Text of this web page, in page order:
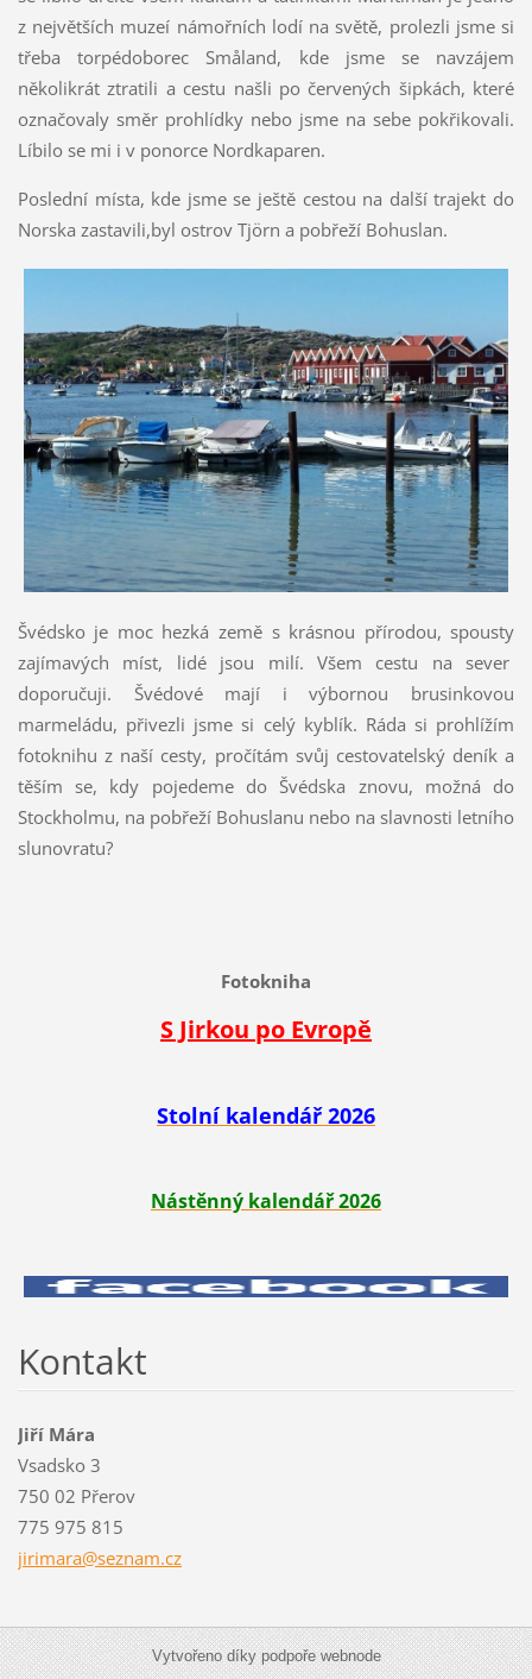
z největších muzeí námořních lodí na světě, prolezli jsme si
třeba torpédoborec Småland, kde jsme se navzájem
několikrát ztratili a cestu našli po červených šipkách, které
označovaly směr prohlídky nebo jsme na sebe pokřikovali.
Líbilo se mi i v ponorce Nordkaparen.
Poslední místa, kde jsme se ještě cestou na další trajekt do
Norska zastavili,byl ostrov Tjörn a pobřeží Bohuslan.
Švédsko je moc hezká země s krásnou přírodou, spousty
zajímavých míst, lidé jsou milí. Všem cestu na sever
doporučuji. Švédové mají i výbornou brusinkovou
marmeládu, přivezli jsme si celý kyblík. Ráda si prohlížím
fotoknihu z naší cesty, pročítám svůj cestovatelský deník a
těším se, kdy pojedeme do Švédska znovu, možná do
Stockholmu, na pobřeží Bohuslanu nebo na slavnosti letního
slunovratu?
Fotokniha
S Jirkou po Evropě
Stolní kalendář 2026
Nástěnný kalendář 2026
Kontakt
Jiří Mára
Vsadsko 3
750 02 Přerov
775 975 815
jirimara@seznam.cz
Vytvořeno díky podpoře webnode